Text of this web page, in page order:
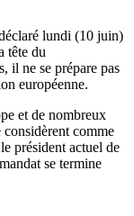
lundi (10 juin)
tête du
il ne se prépare pas
européenne.
et de nombreux
considèrent comme
président actuel de
se termine